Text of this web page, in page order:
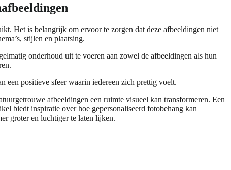
Het is belangrijk om ervoor te zorgen dat deze afbeeldingen niet
stijlen en plaatsing.
onderhoud uit te voeren aan zowel de afbeeldingen als hun
een positieve sfeer waarin iedereen zich prettig voelt.
afbeeldingen een ruimte visueel kan transformeren. Een
biedt inspiratie over hoe gepersonaliseerd fotobehang kan
groter en luchtiger te laten lijken.